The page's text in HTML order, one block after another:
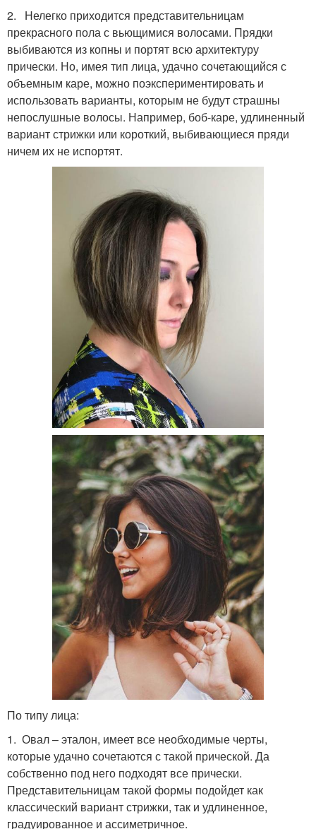
2. Нелегко приходится представительницам
прекрасного пола с вьющимися волосами. Прядки
выбиваются из копны и портят всю архитектуру
прически. Но, имея тип лица, удачно сочетающийся с
объемным каре, можно поэкспериментировать и
использовать варианты, которым не будут страшны
непослушные волосы. Например, боб-каре, удлиненный
вариант стрижки или короткий, выбивающиеся пряди
ничем их не испортят.
По типу лица:
1. Овал – эталон, имеет все необходимые черты,
которые удачно сочетаются с такой прической. Да
собственно под него подходят все прически.
Представительницам такой формы подойдет как
классический вариант стрижки, так и удлиненное,
градуированное и ассиметричное.